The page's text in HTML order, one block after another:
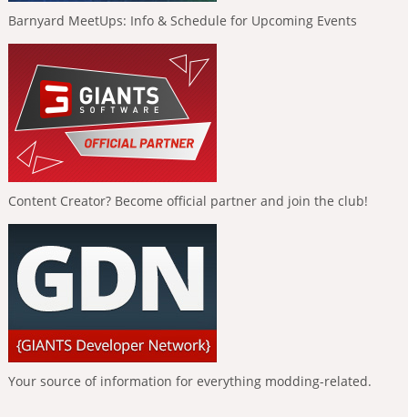
Barnyard MeetUps: Info & Schedule for Upcoming Events
Content Creator? Become official partner and join the club!
Your source of information for everything modding-related.